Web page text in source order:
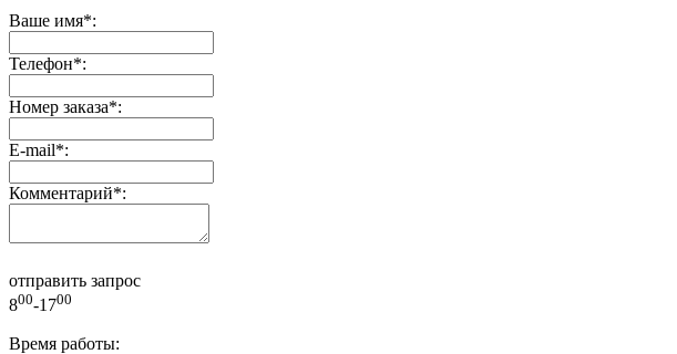
Ваше имя*:
Телефон*:
Номер заказа*:
E-mail*:
Комментарий*:
отправить запрос
800-1700
Время работы: